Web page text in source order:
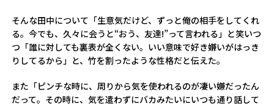
そんな田中について「生意気だけど、ずっと俺の相手をしてくれ
る。今でも、久々に会うと“おう、友達!”って言われる」と笑いつ
つ「誰に対しても裏表が全くない。いい意味で好き嫌いがはっき
りしてるから」と、竹を割ったような性格だと伝えた。
また「ピンチな時に、周りから気を使われるのが凄い嫌だったん
だって。その時に、気を遣わずにバカみたいにいつも通り話して